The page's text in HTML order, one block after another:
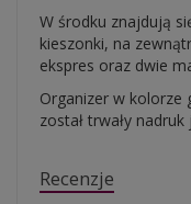
W środku znajdują
kieszonki, na
ekspres oraz dwie
Organizer w kolorze
został trwały
Recenzje